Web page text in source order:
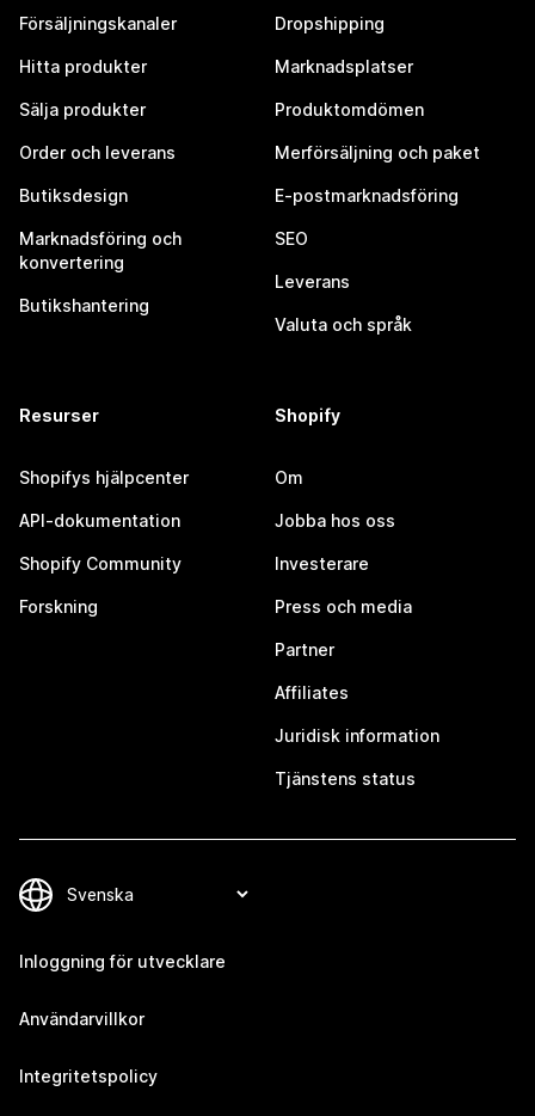
Försäljningskanaler
Hitta produkter
Sälja produkter
Order och leverans
Butiksdesign
Marknadsföring och
konvertering
Butikshantering
Dropshipping
Marknadsplatser
Produktomdömen
Merförsäljning och paket
E-postmarknadsföring
SEO
Leverans
Valuta och språk
Resurser
Shopifys hjälpcenter
API-dokumentation
Shopify Community
Forskning
Shopify
Om
Jobba hos oss
Investerare
Press och media
Partner
Affiliates
Juridisk information
Tjänstens status
Inloggning för utvecklare
Användarvillkor
Integritetspolicy